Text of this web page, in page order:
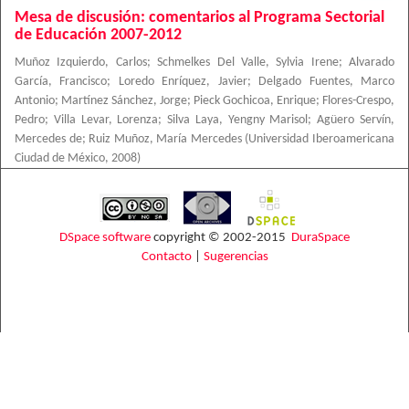
Mesa de discusión: comentarios al Programa Sectorial
de Educación 2007-2012
Muñoz Izquierdo, Carlos;Schmelkes Del Valle, Sylvia Irene; Alvarado
García, Francisco; Loredo Enríquez, Javier;
Delgado Fuentes, Marco
Antonio; Martínez Sánchez, Jorge; Pieck Gochicoa, Enrique; Flores-Crespo,
Pedro; Villa Levar, Lorenza;Silva Laya, Yengny Marisol ;Agüero Servín,
Mercedes de; Ruiz Muñoz, María Mercedes (Universidad Iberoamericana
Ciudad de México, 2008)
DSpace software copyright © 2002-2015 DuraSpace
Contacto| Sugerencias